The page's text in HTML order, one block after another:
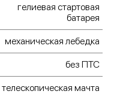
гелиевая стартовая
батарея
механическая лебедка
без ПТС
телескопическая мачта